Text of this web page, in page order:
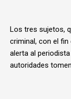
Los tres sujetos,
criminal, con el
alerta al
autoridades